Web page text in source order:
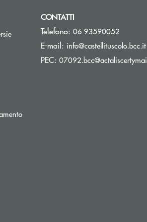
finestra
CONTATTI
Telefono: 06 93590052
E-mail: info@castellituscolo.bcc.it
PEC: